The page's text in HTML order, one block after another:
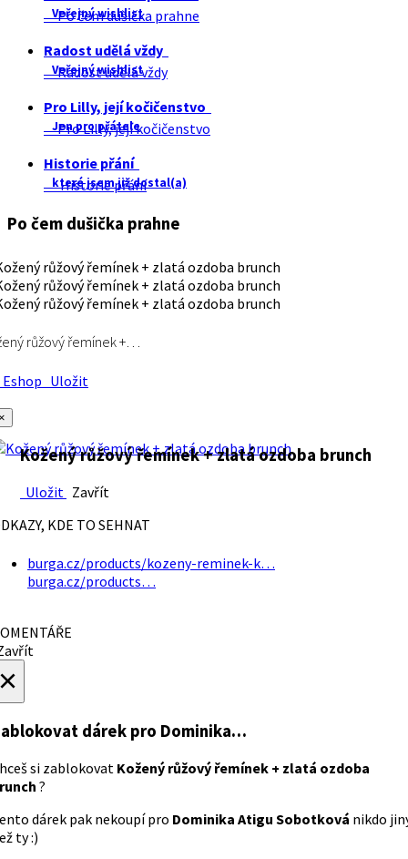
Veřejný wishlist
Po čem dušička prahne
Radost udělá vždy
Veřejný wishlist
Radost udělá vždy
Pro Lilly, její kočičenstvo
Jen pro přátele
Pro Lilly, její kočičenstvo
Historie přání
které jsem již dostal(a)
Historie přání
Po čem dušička prahne
růžový řemínek +…
Uložit
Kožený růžový řemínek + zlatá ozdoba brunch
Uložit Zavřít
KDE TO SEHNAT
burga.cz/products/kozeny-reminek-k…
burga.cz/products…
dárek pro Dominika…
si zablokovat Kožený růžový řemínek + zlatá ozdoba
?
dárek pak nekoupí pro Dominika Atigu Sobotková nikdo
ty :)